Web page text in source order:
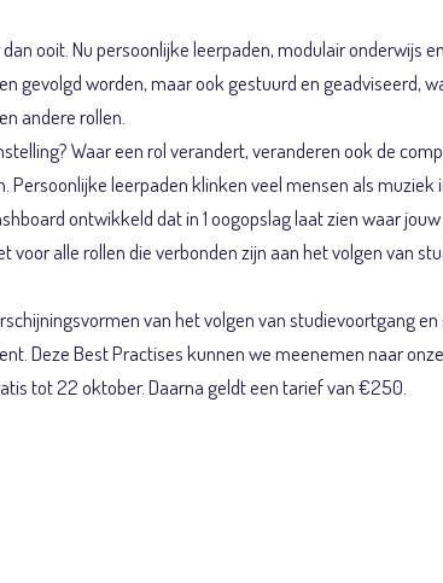
ooit. Nu persoonlijke leerpaden, modulair
gevolgd worden, maar ook gestuurd en geadviseerd,
andere rollen.
Waar een rol verandert, veranderen ook de
leerpaden klinken veel mensen als
ontwikkeld dat in 1 oogopslag laat zien waar
voor alle rollen die verbonden zijn aan het volgen
van het volgen van studievoortgang
Deze Best Practises kunnen we meenemen naar
tot 22 oktober. Daarna geldt een tarief van €250.